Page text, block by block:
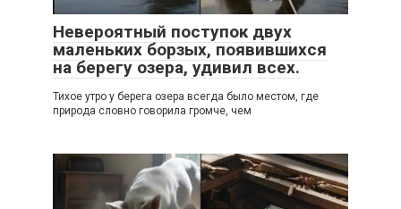
Невероятный поступок двух
маленьких борзых, появившихся
на берегу озера, удивил всех.
Тихое утро у берега озера всегда было местом, где
природа словно говорила громче, чем